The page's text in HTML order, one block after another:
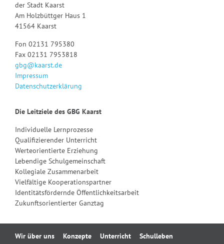
der Stadt Kaarst
Am Holzbüttger Haus 1
41564 Kaarst
Fon 02131 795380
Fax 02131 7953818
gbg@kaarst.de
Impressum
Datenschutzerklärung
Die Leitziele des GBG Kaarst
Individuelle Lernprozesse
Qualifizierender Unterricht
Werteorientierte Erziehung
Lebendige Schulgemeinschaft
Kollegiale Zusammenarbeit
Vielfältige Kooperationspartner
Identitätsfördernde Öffentlichkeitsarbeit
Zukunftsorientierter Ganztag
Navigation
Wir über uns Konzepte Unterricht
Schulleben